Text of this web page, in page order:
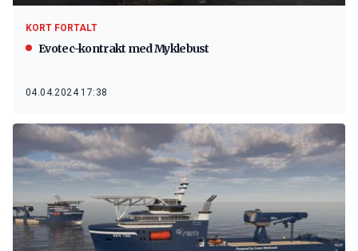
KORT FORTALT
Evotec-kontrakt med Myklebust
04.04.2024 17:38